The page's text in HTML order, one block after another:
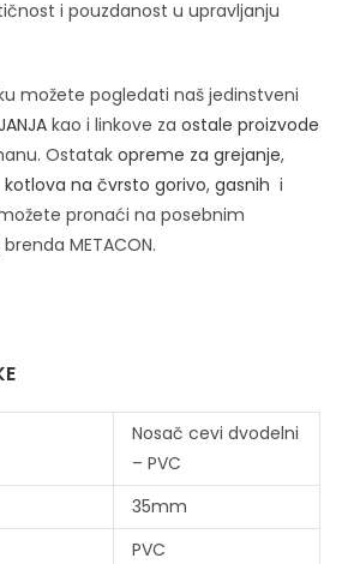
i pouzdanost u upravljanju
možete pogledati naš jedinstveni
kao i linkove zaostale proizvode
Ostatakopreme za grejanje,
kotlova na čvrsto gorivo,gasnih i
pronaći na posebnim
METACON.
Nosač cevi dvodelni
– PVC
35mm
PVC